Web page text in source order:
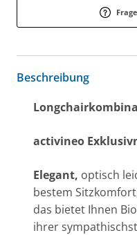
Beschreibung
activineo
Elegant, optisch
bestem
das bietet Ihnen
ihrer